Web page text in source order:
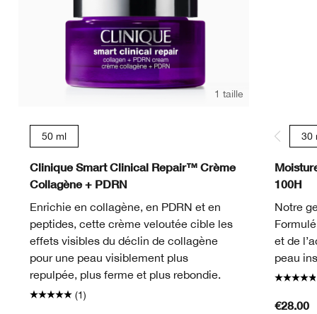
1 taille
50 ml
Clinique Smart Clinical Repair™ Crème
Collagène + PDRN
Enrichie en collagène, en PDRN et en
peptides, cette crème veloutée cible les
effets visibles du déclin de collagène
pour une peau visiblement plus
repulpée, plus ferme et plus rebondie.
(1)
30
100H
Notre
et de
peau
€28.00